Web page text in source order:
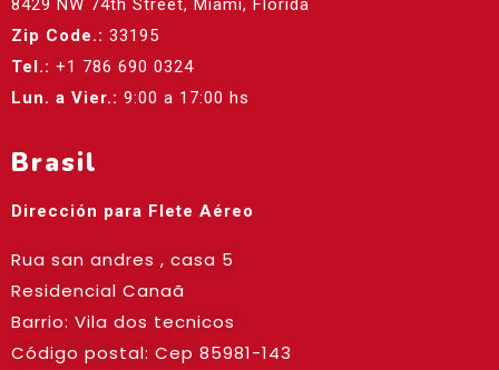
8429 NW 74th Street, Miami, Florida
Zip Code.: 33195
Tel.: +1 786 690 0324
Lun. a Vier.: 9:00 a 17:00 hs
Brasil
Dirección para Flete Aéreo
Rua san andres , casa 5
Residencial Canaã
Barrio: Vila dos tecnicos
Código postal: Cep 85981-143